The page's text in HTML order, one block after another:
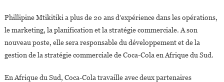
Et
Directrice
Générale
De
Cola
Phillipine Mtikitiki a plus de 20 ans d’expérience dans les opérations,
le marketing, la planification et la stratégie commerciale. A son
nouveau poste, elle sera responsable du développement et de la
gestion de la stratégie commerciale de Coca-Cola en Afrique du Sud.
En Afrique du Sud, Coca-Cola travaille avec deux partenaires